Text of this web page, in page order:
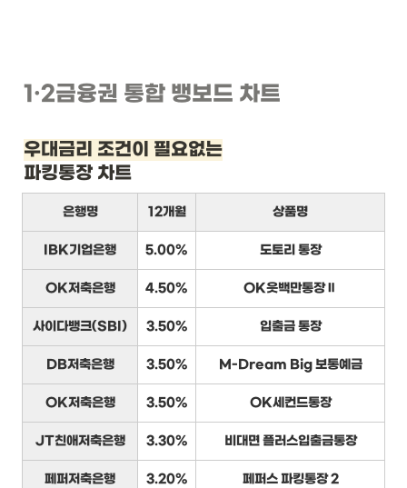
1 ·2금융권 통합 뱅보드 차트
우대금리 조건이 필요없는
파킹통장 차트
은행명 12개월 상품명
IBK기업은행 5.00% 도토리 통장
OK저축은행 4.50% OK읏백만통장Ⅱ
사이다뱅크(SBI) 3.50% 입출금 통장
DB저축은행 3.50% M-Dream Big 보통예금
OK저축은행 3.50% OK세컨드통장
JT친애저축은행 3.30% 비대면 플러스입출금통장
페퍼저축은행 3.20% 페퍼스 파킹통장 2